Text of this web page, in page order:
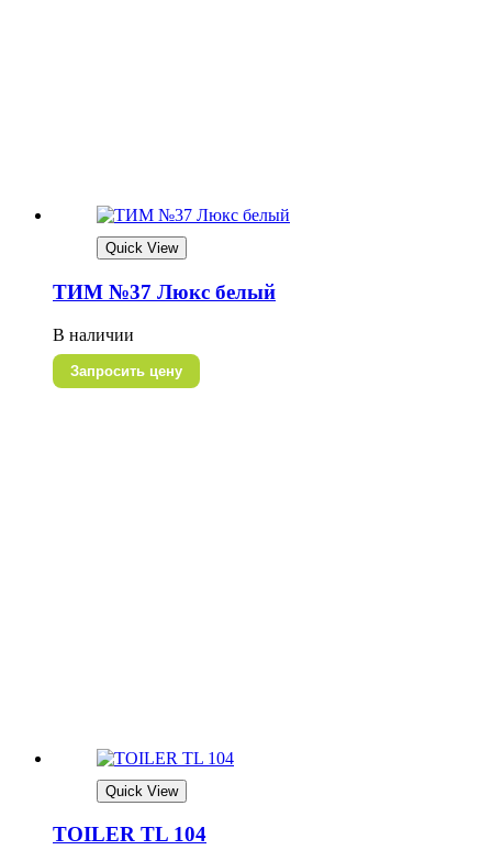
Quick View
ТИМ №37 Люкс белый
В наличии
Запросить цену
Quick View
TOILER TL 104